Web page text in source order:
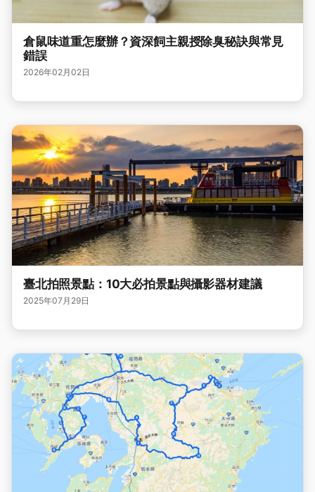
倉鼠味道重怎麼辦？資深飼主親授除臭秘訣與常見
錯誤
2026年02月02日
臺北拍照景點：10大必拍景點與攝影器材建議
2025年07月29日